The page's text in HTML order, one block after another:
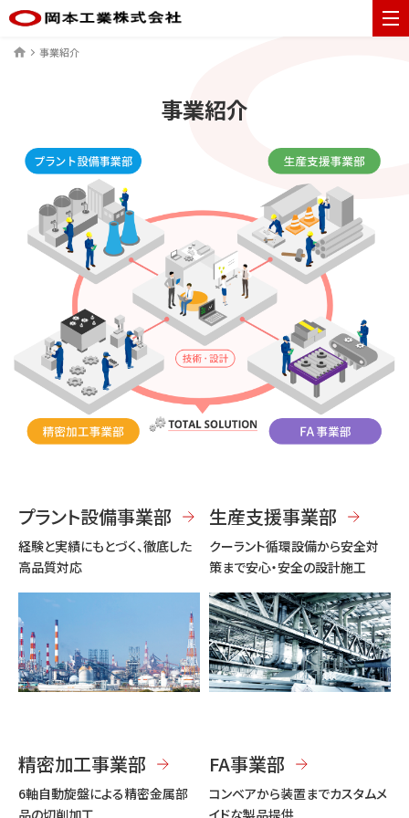
ホーム
事業紹介
事業紹介
プラント設備事業部
経験と実績にもとづく、徹底した
高品質対応
生産支援事業部
クーラント循環設備から安全対
策まで安心・安全の設計施工
精密加工事業部
6軸自動旋盤による精密金属部
FA事業部
コンベアから装置までカスタムメ